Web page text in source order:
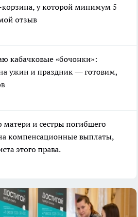
корзина, у которой минимум 5
отзыв
кабачковые «бочонки»:
ужин и праздник — готовим,
матери и сестры погибшего
компенсационные выплаты,
этого права.